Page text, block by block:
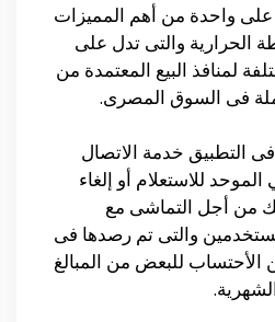
على واحدة من أهم المميزات
الحرارية والتى تدل على
لمنافذ البيع المعتمدة من
فى السوق المصرى.
التطبيق خدمة الاتصال
للاستعلام أو إلغاء
من أجل التماشى مع
والتى تم رصدها فى
الأحتساب للبعض من المبالغ